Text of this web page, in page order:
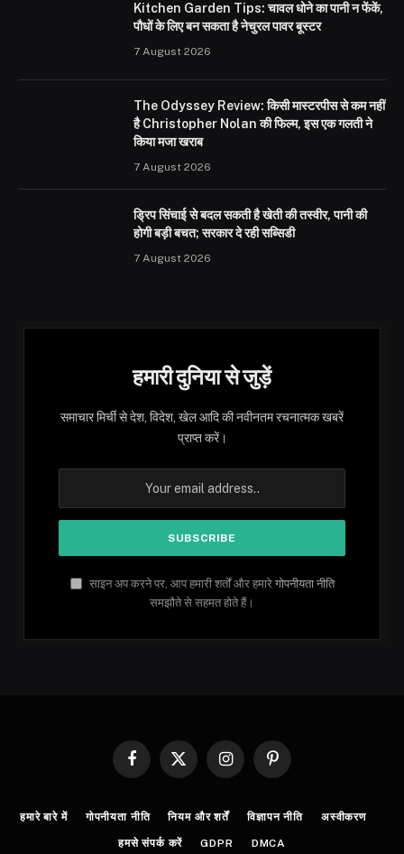
Kitchen Garden Tips: चावल धोने का पानी न फेंकें,
पौधों के लिए बन सकता है नेचुरल पावर बूस्टर
7 August 2026
The Odyssey Review: किसी मास्टरपीस से कम नहीं
है Christopher Nolan की फिल्म, इस एक गलती ने
किया मजा खराब
7 August 2026
ड्रिप सिंचाई से बदल सकती है खेती की तस्वीर, पानी की
होगी बड़ी बचत; सरकार दे रही सब्सिडी
7 August 2026
हमारी दुनिया से जुड़ें
समाचार मिर्ची से देश, विदेश, खेल आदि की नवीनतम रचनात्मक खबरें
प्राप्त करें।
साइन अप करने पर, आप हमारी शर्तों और हमारे गोपनीयता नीति
समझौते से सहमत होते हैं।
Facebook
X
InstagramPinterest
हमारे बारे में गोपनीयता नीति नियम और शर्तें विज्ञापन नीति अस्वीकरण
हमसे संपर्क करें GDPR DMCA